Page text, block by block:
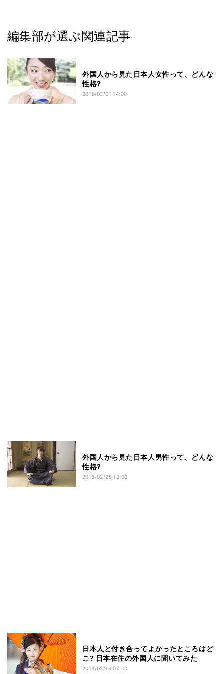
編集部が選ぶ関連記事
外国人から見た日本人女性って、どんな
性格?
2015/03/01 14:00
外国人から見た日本人男性って、どんな
性格?
2015/02/25 13:00
日本人と付き合ってよかったところはど
こ? 日本在住の外国人に聞いてみた
2013/05/16 07:00